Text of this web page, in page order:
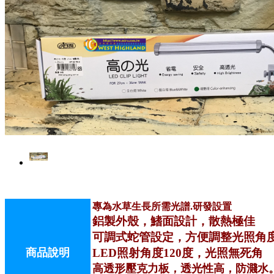
商品說明
專為水草生長所需光譜.研發設置
鋁製外殼，鰭面設計，散熱極佳
可調式蛇管設定，方便調整光照角
LED照射角度120度，光照無死角
高透形壓克力板，透光性高，防濺水